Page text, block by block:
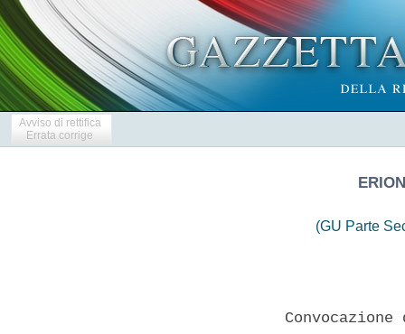
Avviso di rettifica
Errata corrige
(GU Parte